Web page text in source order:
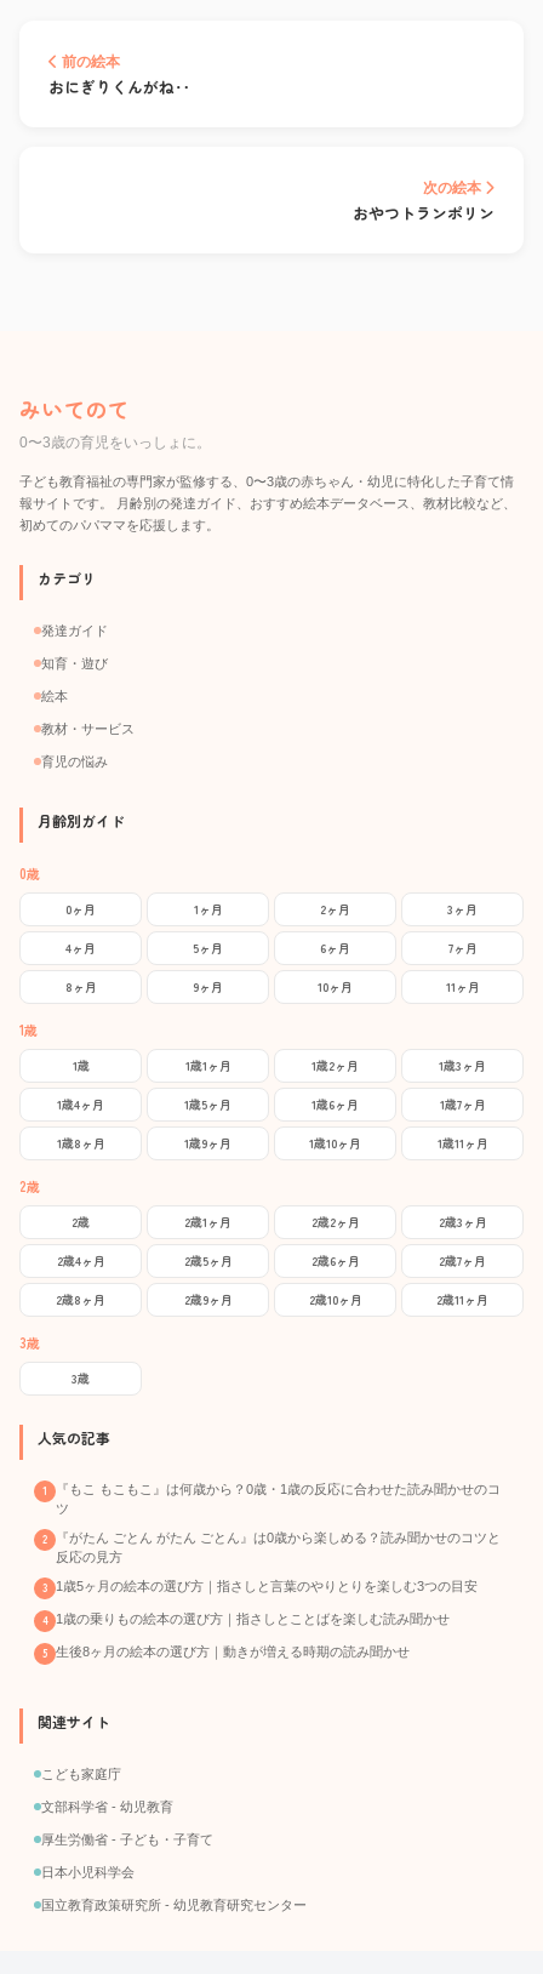
前の絵本
おにぎりくんがね‥
次の絵本
おやつトランポリン
みいてのて
0〜3歳の育児をいっしょに。
子ども教育福祉の専門家が監修する、0〜3歳の赤ちゃん・幼児に特化した子育て情
報サイトです。 月齢別の発達ガイド、おすすめ絵本データベース、教材比較など、
初めてのパパママを応援します。
カテゴリ
発達ガイド
知育・遊び
絵本
教材・サービス
育児の悩み
月齢別ガイド
0歳
0ヶ月 1ヶ月 2ヶ月 3ヶ月
4ヶ月 5ヶ月 6ヶ月 7ヶ月
8ヶ月 9ヶ月 10ヶ月 11ヶ月
1歳
1歳 1歳1ヶ月 1歳2ヶ月 1歳3ヶ月
1歳4ヶ月 1歳5ヶ月 1歳6ヶ月 1歳7ヶ月
1歳8ヶ月 1歳9ヶ月 1歳10ヶ月 1歳11ヶ月
2歳
2歳 2歳1ヶ月 2歳2ヶ月 2歳3ヶ月
2歳4ヶ月 2歳5ヶ月 2歳6ヶ月 2歳7ヶ月
2歳8ヶ月 2歳9ヶ月 2歳10ヶ月 2歳11ヶ月
3歳
3歳
人気の記事
『もこ もこもこ』は何歳から？0歳・1歳の反応に合わせた読み聞かせのコ
ツ
『がたん ごとん がたん ごとん』は0歳から楽しめる？読み聞かせのコツと
反応の見方
1歳5ヶ月の絵本の選び方｜指さしと言葉のやりとりを楽しむ3つの目安
1歳の乗りもの絵本の選び方｜指さしとことばを楽しむ読み聞かせ
生後8ヶ月の絵本の選び方｜動きが増える時期の読み聞かせ
関連サイト
こども家庭庁
文部科学省 - 幼児教育
厚生労働省 - 子ども・子育て
日本小児科学会
国立教育政策研究所 - 幼児教育研究センター